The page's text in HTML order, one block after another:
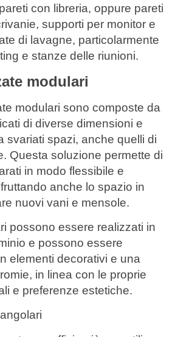
con libreria, oppure pareti
supporti per monitor e
di lavagne, particolarmente
e stanze delle riunioni.
modulari
modulari sono composte da
di diverse dimensioni e
svariati spazi, anche quelli di
Questa soluzione permette di
in modo flessibile e
anche lo spazio in
nuovi vani e mensole.
possono essere realizzati in
e possono essere
elementi decorativi e una
in linea con le proprie
e preferenze estetiche.